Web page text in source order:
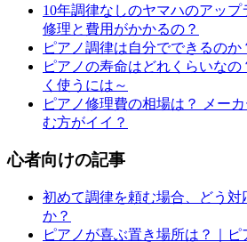
10年調律なしのヤマハのアッ
修理と費用がかかるの？
ピアノ調律は自分でできるのか
ピアノの寿命はどれくらいな
く使うには～
ピアノ修理費の相場は？ メー
む方がイイ？
心者向けの記事
初めて調律を頼む場合、どう対
か？
ピアノが喜ぶ置き場所は？｜